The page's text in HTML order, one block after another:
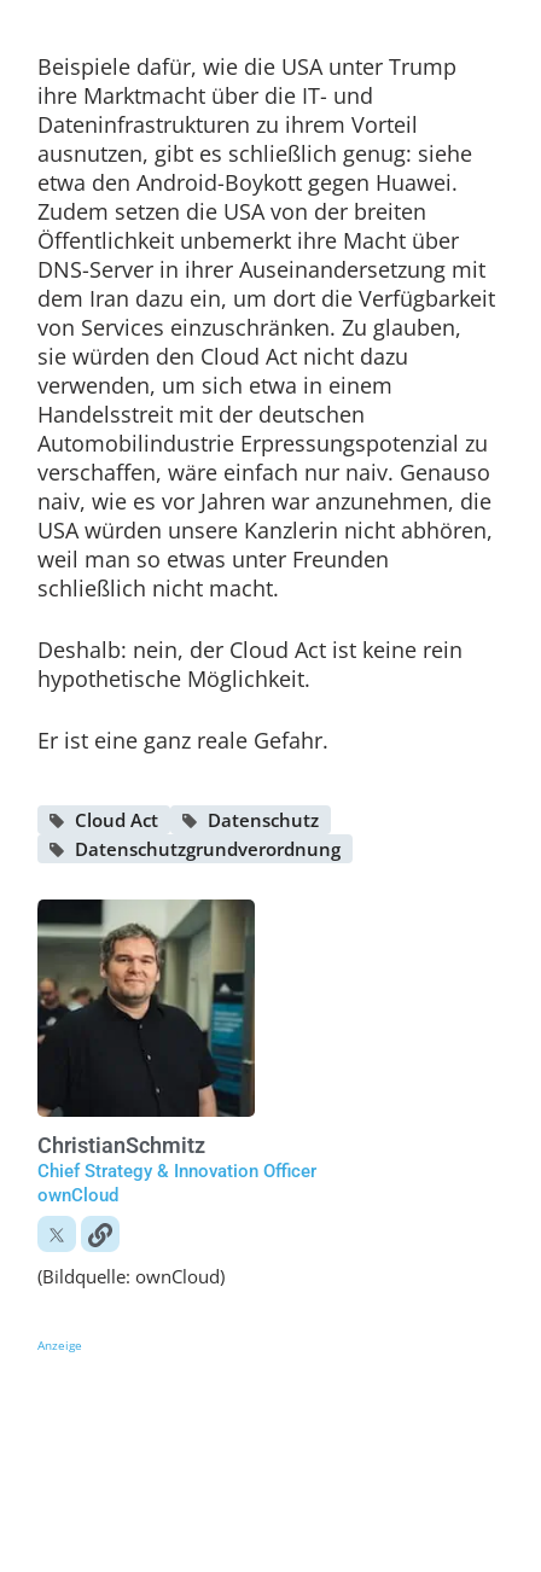
Beispiele dafür, wie die USA unter Trump
ihre Marktmacht über die IT- und
Dateninfrastrukturen zu ihrem Vorteil
ausnutzen, gibt es schließlich genug: siehe
etwa den Android-Boykott gegen Huawei.
Zudem setzen die USA von der breiten
Öffentlichkeit unbemerkt ihre Macht über
DNS-Server in ihrer Auseinandersetzung mit
dem Iran dazu ein, um dort die Verfügbarkeit
von Services einzuschränken. Zu glauben,
sie würden den Cloud Act nicht dazu
verwenden, um sich etwa in einem
Handelsstreit mit der deutschen
Automobilindustrie Erpressungspotenzial zu
verschaffen, wäre einfach nur naiv. Genauso
naiv, wie es vor Jahren war anzunehmen, die
USA würden unsere Kanzlerin nicht abhören,
weil man so etwas unter Freunden
schließlich nicht macht.
Deshalb: nein, der Cloud Act ist keine rein
hypothetische Möglichkeit.
Er ist eine ganz reale Gefahr.
Cloud Act
Datenschutz
Datenschutzgrundverordnung
ChristianSchmitz
Chief Strategy & Innovation Officer
ownCloud
(Bildquelle: ownCloud)
Anzeige